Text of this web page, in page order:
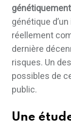
génétiquement
génétique
réellement
dernière
risques. Un
possibles de
public.
Une